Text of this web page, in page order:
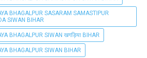
BHAGALPUR SASARAM SAMASTIPUR
SIWAN BIHAR
BHAGALPUR SIWAN खगड़िया BIHAR
BHAGALPUR SIWAN BIHAR